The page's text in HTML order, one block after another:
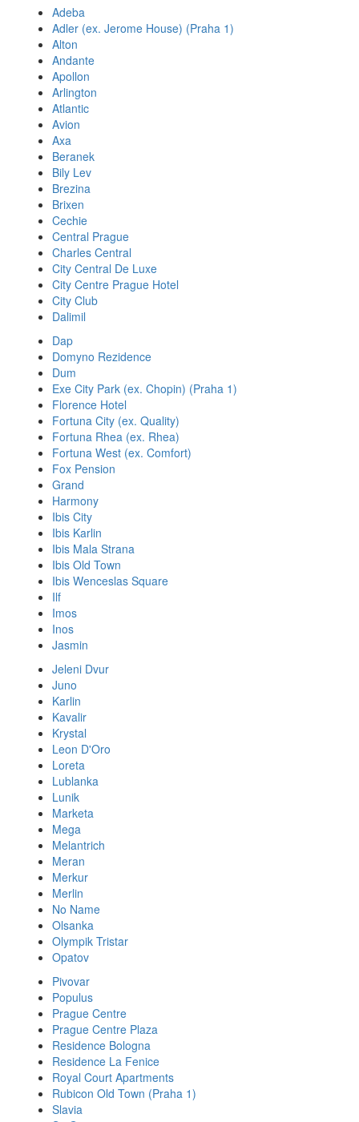
Adeba
Adler (ex. Jerome House) (Praha 1)
Alton
Andante
Apollon
Arlington
Atlantic
Avion
Axa
Beranek
Bily Lev
Brezina
Brixen
Cechie
Central Prague
Charles Central
City Central De Luxe
City Centre Prague Hotel
City Club
Dalimil
Dap
Domyno Rezidence
Dum
Exe City Park (ex. Chopin) (Praha 1)
Florence Hotel
Fortuna City (ex. Quality)
Fortuna Rhea (ex. Rhea)
Fortuna West (ex. Comfort)
Fox Pension
Grand
Harmony
Ibis City
Ibis Karlin
Ibis Mala Strana
Ibis Old Town
Ibis Wenceslas Square
Ilf
Imos
Inos
Jasmin
Jeleni Dvur
Juno
Karlin
Kavalir
Krystal
Leon D'Oro
Loreta
Lublanka
Lunik
Marketa
Mega
Melantrich
Meran
Merkur
Merlin
No Name
Olsanka
Olympik Tristar
Opatov
Pivovar
Populus
Prague Centre
Prague Centre Plaza
Residence Bologna
Residence La Fenice
Royal Court Apartments
Rubicon Old Town (Praha 1)
Slavia